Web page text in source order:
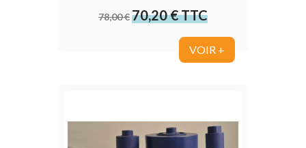
Prix
78,00 €Prix
70,20 € TTC
VOIR +